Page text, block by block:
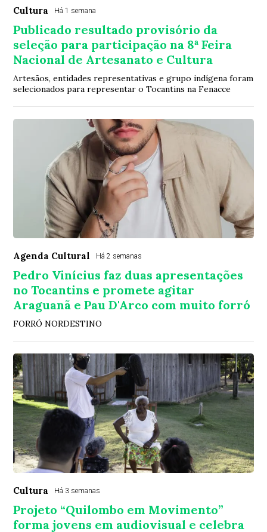
Cultura Há 1 semana
Publicado resultado provisório da
seleção para participação na 8ª Feira
Nacional de Artesanato e Cultura
Artesãos, entidades representativas e grupo indígena foram
selecionados para representar o Tocantins na Fenacce
Agenda Cultural Há 2 semanas
Pedro Vinícius faz duas apresentações
no Tocantins e promete agitar
Araguanã e Pau D'Arco com muito forró
FORRÓ NORDESTINO
Cultura Há 3 semanas
Projeto “Quilombo em Movimento”
forma jovens em audiovisual e celebra